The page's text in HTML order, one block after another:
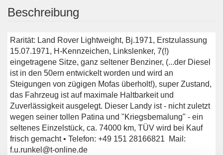
Beschreibung
Rarität: Land Rover Lightweight, Bj.1971, Erstzulassung
15.07.1971, H-Kennzeichen, Linkslenker, 7(!)
eingetragene Sitze, ganz seltener Benziner, (...der Diesel
ist in den 50ern entwickelt worden und wird an
Steigungen von zügigen Mofas überholt!), super Zustand,
das Fahrzeug ist auf maximale Haltbarkeit und
Zuverlässigkeit ausgelegt. Dieser Landy ist - nicht zuletzt
wegen seiner tollen Patina und "Kriegsbemalung" - ein
seltenes Einzelstück, ca. 74000 km, TÜV wird bei Kauf
frisch gemacht • Telefon: ‭+49 151 28166821‬ Mail:
f.u.runkel@t-online.de